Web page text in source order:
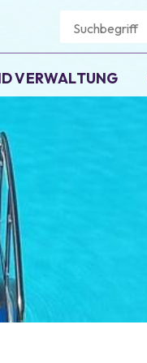
Suchbegriff
VERWALTUNG